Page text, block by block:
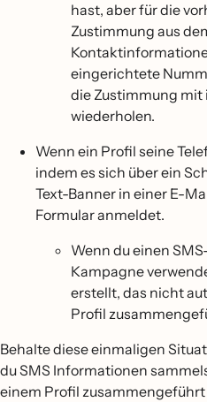
hast, aber für die
Zustimmung aus
eingerichtete
die Zustimmung mit
wiederholen.
Wenn ein Profil seine
indem es sich über ein
Text-Banner in einer E-
Formular anmeldet.
Wenn du einen
Kampagne
erstellt, das nicht
Profil
Behalte diese einmaligen
du SMS Informationen
einem Profil zusammengeführt